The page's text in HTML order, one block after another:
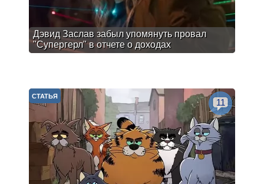
Дэвид Заслав забыл упомянуть провал
"Супергерл" в отчете о доходах
СТАТЬЯ
11